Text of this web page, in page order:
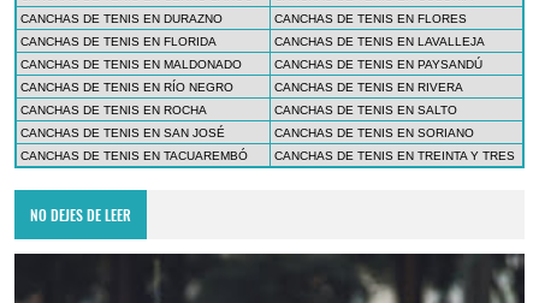
CANCHAS DE TENIS EN DURAZNO
CANCHAS DE TENIS EN FLORES
CANCHAS DE TENIS EN FLORIDA
CANCHAS DE TENIS EN LAVALLEJA
CANCHAS DE TENIS EN MALDONADO
CANCHAS DE TENIS EN PAYSANDÚ
CANCHAS DE TENIS EN RÍO NEGRO
CANCHAS DE TENIS EN RIVERA
CANCHAS DE TENIS EN ROCHA
CANCHAS DE TENIS EN SALTO
CANCHAS DE TENIS EN SAN JOSÉ
CANCHAS DE TENIS EN SORIANO
CANCHAS DE TENIS EN TACUAREMBÓ
CANCHAS DE TENIS EN TREINTA Y TRES
NO DEJES DE LEER